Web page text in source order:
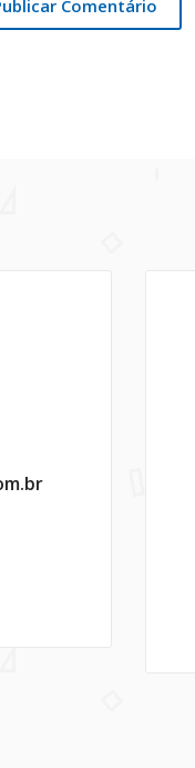
Comentário